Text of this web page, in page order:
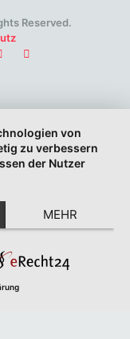
Reserved.
von
zu verbessern
der Nutzer
MEHR